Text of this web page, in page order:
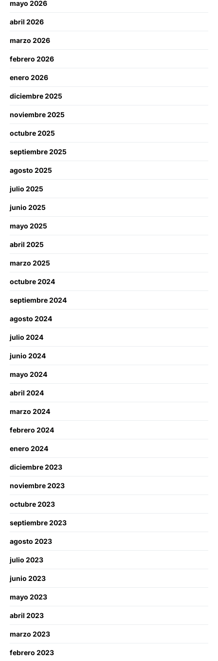
mayo 2026
abril 2026
marzo 2026
febrero 2026
enero 2026
diciembre 2025
noviembre 2025
octubre 2025
septiembre 2025
agosto 2025
julio 2025
junio 2025
mayo 2025
abril 2025
marzo 2025
octubre 2024
septiembre 2024
agosto 2024
julio 2024
junio 2024
mayo 2024
abril 2024
marzo 2024
febrero 2024
enero 2024
diciembre 2023
noviembre 2023
octubre 2023
septiembre 2023
agosto 2023
julio 2023
junio 2023
mayo 2023
abril 2023
marzo 2023
febrero 2023